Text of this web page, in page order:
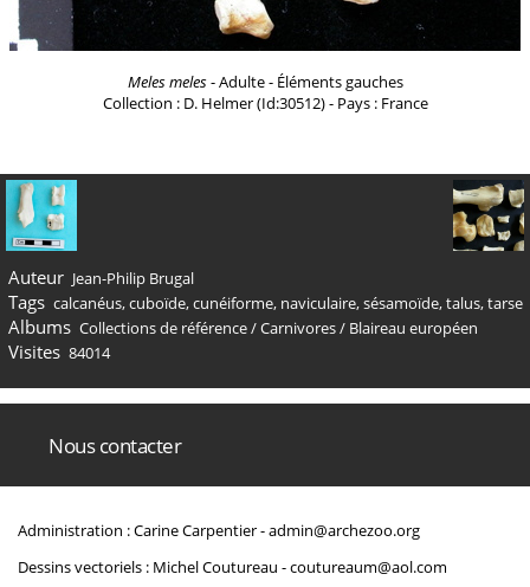
Meles meles- Adulte - Éléments gauches
Collection : D. Helmer (Id:30512) - Pays : France
Auteur Jean-Philip Brugal
Tags calcanéus,cuboïde,cunéiforme, naviculaire,sésamoïde,talus,tarse
Albums Collections de référence/Carnivores/ Blaireau européen
Visites 84014
Nous contacter
Administration : Carine Carpentier -admin@archezoo.org
Dessins vectoriels : Michel Coutureau -coutureaum@aol.com